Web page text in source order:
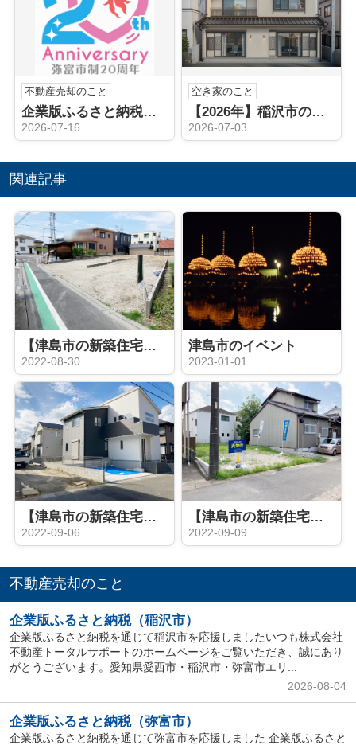
不動産売却のこと
企業版ふるさと納税（弥富市）
2026-07-16
空き家のこと
【2026年】稲沢市の空き家相続後どうする？売却や手続きの流れを解説
2026-07-03
関連記事
【津島市の新築住宅】 ゆとりの敷地80坪♪津島市南本町 全２棟
2022-08-30
津島市のイベント
2023-01-01
【津島市の新築住宅】グローバルガーデン津島市江西町 全６棟
2022-09-06
【津島市の新築住宅】 津島市瑠璃小路町 全1棟
2022-09-09
不動産売却のこと
企業版ふるさと納税（稲沢市）
企業版ふるさと納税を通じて稲沢市を応援しましたいつも株式会社
不動産トータルサポートのホームページをご覧いただき、誠にあり
がとうございます。愛知県愛西市・稲沢市・弥富市エリ...
2026-08-04
企業版ふるさと納税（弥富市）
企業版ふるさと納税を通じて弥富市を応援しました 企業版ふるさと